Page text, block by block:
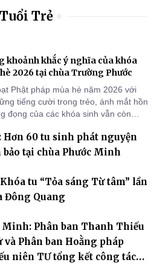
Trẻ
khoảnh khắc ý nghĩa của khóa
2026 tại chùa Trường Phước
Phật pháp mùa hè năm 2026 với
tiếng cười trong trẻo, ánh mắt hồn
đọng của các khóa sinh vẫn còn
ngủi nhưng đã trở thành hành
giống thiện l
Hơn 60 tu sinh phát nguyện
bảo tại chùa Phước Minh
tu “Tỏa sáng Từ tâm” lần
Đông Quang
Minh: Phân ban Thanh Thiếu
và Phân ban Hoằng pháp
niên TƯ tổng kết công tác